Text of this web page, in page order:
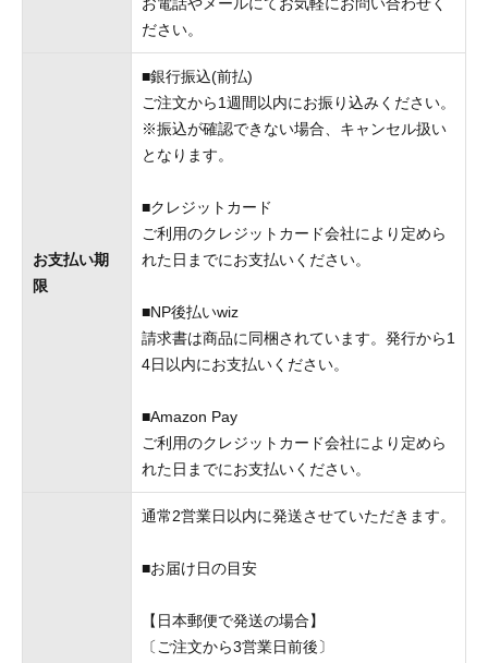
ださい。
お支払い期
限
■銀行振込(前払)
ご注文から1週間以内にお振り込みください。
※振込が確認できない場合、キャンセル扱い
となります。
■クレジットカード
ご利用のクレジットカード会社により定めら
れた日までにお支払いください。
■NP後払いwiz
請求書は商品に同梱されています。発行から1
4日以内にお支払いください。
■Amazon Pay
ご利用のクレジットカード会社により定めら
れた日までにお支払いください。
通常2営業日以内に発送させていただきます。
■お届け日の目安
【日本郵便で発送の場合】
〔ご注文から3営業日前後〕